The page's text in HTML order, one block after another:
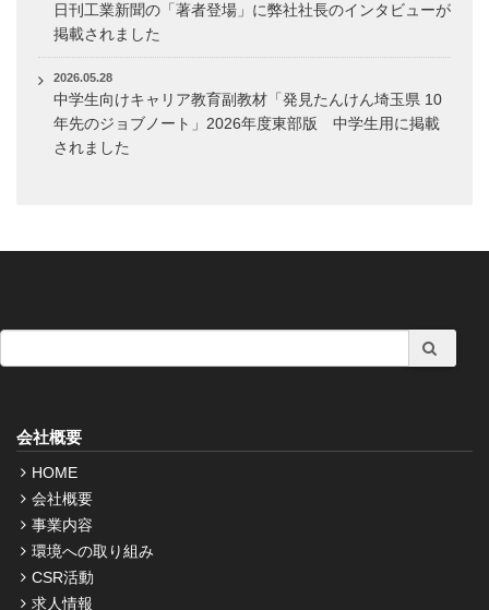
日刊工業新聞の「著者登場」に弊社社長のインタビューが
掲載されました
2026.05.28
中学生向けキャリア教育副教材「発見たんけん埼玉県 10
年先のジョブノート」2026年度東部版 中学生用に掲載
されました
会社概要
HOME
会社概要
事業内容
環境への取り組み
CSR活動
求人情報